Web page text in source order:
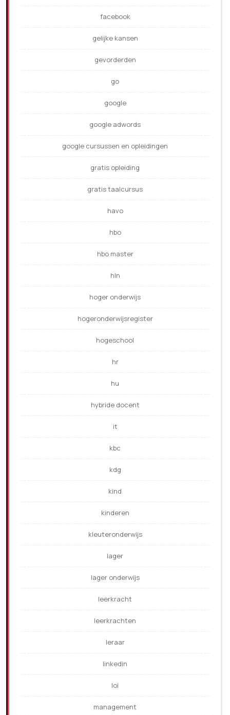
facebook
gelijke kansen
gevorderden
go
google
google adwords
google cursussen en opleidingen
gratis opleiding
gratis taalcursus
havo
hbo
hbo master
hln
hoger onderwijs
hogeronderwijsregister
hogeschool
hr
hu
hybride docent
it
kbc
kdg
kind
kinderen
kleuteronderwijs
lager
lager onderwijs
leerkracht
leerkrachten
leraar
linkedin
loi
management